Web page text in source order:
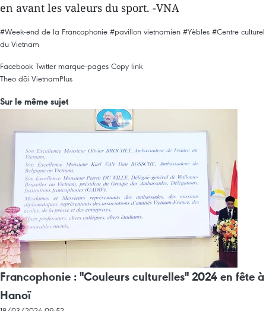
en avant les valeurs du sport. -VNA
#Week-end de la Francophonie #pavillon vietnamien #Yèbles #Centre culturel
du Vietnam
Facebook Twitter marque-pages Copy link
Theo dõi VietnamPlus
Sur le même sujet
Francophonie : "Couleurs culturelles" 2024 en fête à
Hanoï